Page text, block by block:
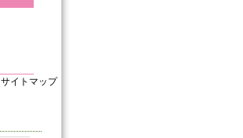
サイトマップ